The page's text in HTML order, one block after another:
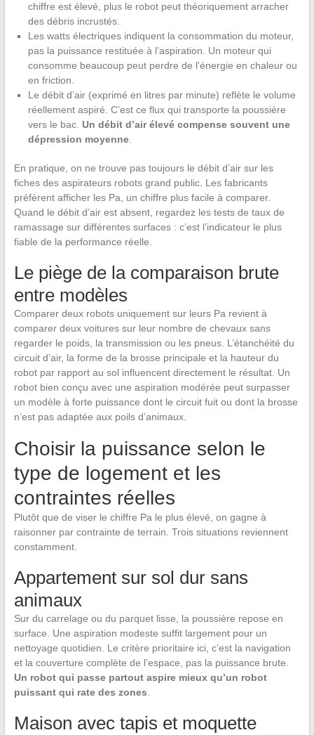
chiffre est élevé, plus le robot peut théoriquement arracher
des débris incrustés.
Les watts électriques indiquent la consommation du moteur,
pas la puissance restituée à l’aspiration. Un moteur qui
consomme beaucoup peut perdre de l’énergie en chaleur ou
en friction.
Le débit d’air (exprimé en litres par minute) reflète le volume
réellement aspiré. C’est ce flux qui transporte la poussière
vers le bac. Un débit d’air élevé compense souvent une
dépression moyenne.
En pratique, on ne trouve pas toujours le débit d’air sur les
fiches des aspirateurs robots grand public. Les fabricants
préfèrent afficher les Pa, un chiffre plus facile à comparer.
Quand le débit d’air est absent, regardez les tests de taux de
ramassage sur différentes surfaces : c’est l’indicateur le plus
fiable de la performance réelle.
Le piège de la comparaison brute
entre modèles
Comparer deux robots uniquement sur leurs Pa revient à
comparer deux voitures sur leur nombre de chevaux sans
regarder le poids, la transmission ou les pneus. L’étanchéité du
circuit d’air, la forme de la brosse principale et la hauteur du
robot par rapport au sol influencent directement le résultat. Un
robot bien conçu avec une aspiration modérée peut surpasser
un modèle à forte puissance dont le circuit fuit ou dont la brosse
n’est pas adaptée aux poils d’animaux.
Choisir la puissance selon le
type de logement et les
contraintes réelles
Plutôt que de viser le chiffre Pa le plus élevé, on gagne à
raisonner par contrainte de terrain. Trois situations reviennent
constamment.
Appartement sur sol dur sans
animaux
Sur du carrelage ou du parquet lisse, la poussière repose en
surface. Une aspiration modeste suffit largement pour un
nettoyage quotidien. Le critère prioritaire ici, c’est la navigation
et la couverture complète de l’espace, pas la puissance brute.
Un robot qui passe partout aspire mieux qu’un robot
puissant qui rate des zones.
Maison avec tapis et moquette